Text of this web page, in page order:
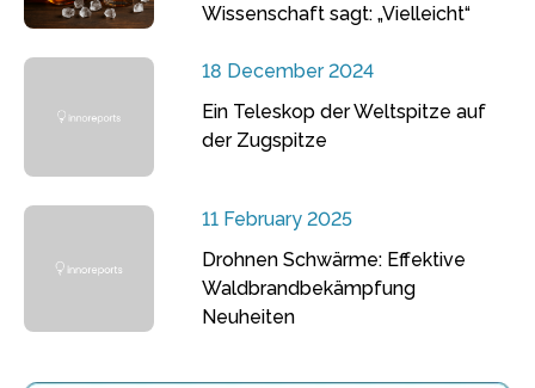
Wissenschaft sagt: „Vielleicht“
18 December 2024
Ein Teleskop der Weltspitze auf
der Zugspitze
11 February 2025
Drohnen Schwärme: Effektive
Waldbrandbekämpfung
Neuheiten